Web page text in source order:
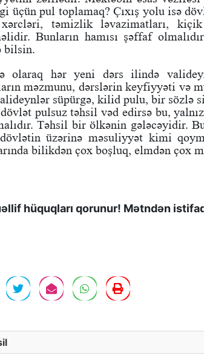
üçün pul toplamaq? Çıxış yolu isə
təmizlik ləvazimatları,
Bunların hamısı şəffaf
bilsin.
olaraq hər yeni dərs ilində
məzmunu, dərslərin keyfiyyəti və
süpürgə, kilid pulu, bir sözlə
pulsuz təhsil vəd edirsə bu,
Təhsil bir ölkənin gələcəyidir.
üzərinə məsuliyyət kimi
bilikdən çox boşluq, elmdən çox
hüquqları qorunur! Mətndən